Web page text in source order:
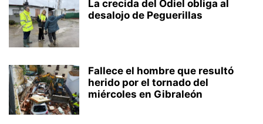
La crecida del Odiel obliga al
desalojo de Peguerillas
Fallece el hombre que resultó
herido por el tornado del
miércoles en Gibraleón